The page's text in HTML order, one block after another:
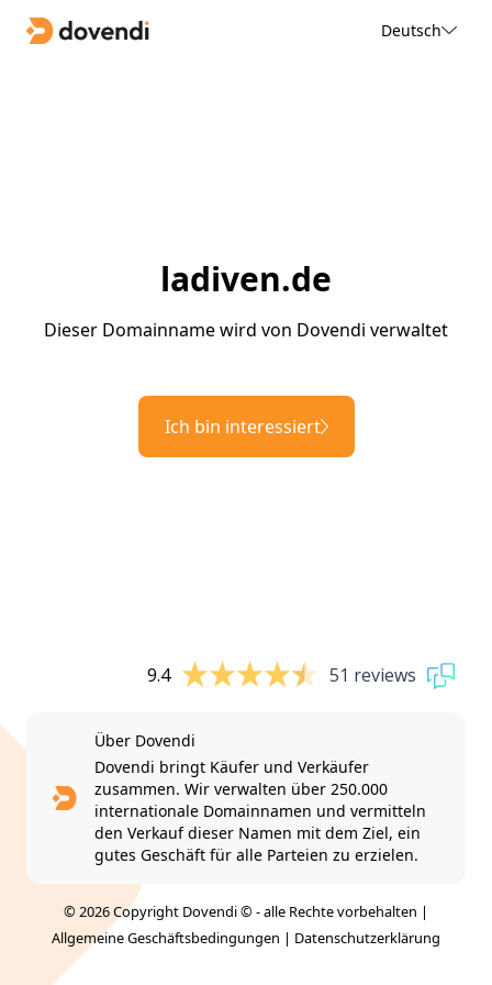
Deutsch
ladiven.de
Dieser Domainname wird von Dovendi verwaltet
Ich bin interessiert
9.4 51 reviews
Über Dovendi
Dovendi bringt Käufer und Verkäufer
zusammen. Wir verwalten über 250.000
internationale Domainnamen und vermitteln
den Verkauf dieser Namen mit dem Ziel, ein
gutes Geschäft für alle Parteien zu erzielen.
© 2026 Copyright Dovendi © - alle Rechte vorbehalten |
Allgemeine Geschäftsbedingungen | Datenschutzerklärung